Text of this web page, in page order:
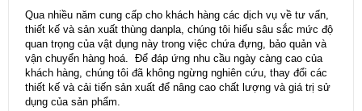
Qua nhiều năm cung cấp cho khách hàng các dịch vụ về tư vấn,
thiết kế và sản xuất thùng danpla, chúng tôi hiểu sâu sắc mức độ
quan trọng của vật dụng này trong việc chứa đựng, bảo quản và
vận chuyển hàng hoá. Để đáp ứng nhu cầu ngày càng cao của
khách hàng, chúng tôi đã không ngừng nghiên cứu, thay đổi các
thiết kế và cải tiến sản xuất để nâng cao chất lượng và giá trị sử
dụng của sản phẩm.